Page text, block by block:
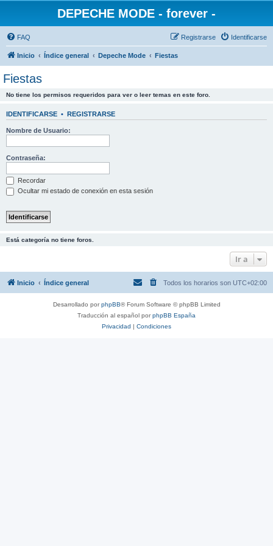
DEPECHE MODE - forever -
FAQ Identificarse
Registrarse
Inicio Índice general Depeche Mode Fiestas
Fiestas
No tiene los permisos requeridos para ver o leer temas en este foro.
IDENTIFICARSE • REGISTRARSE
Nombre de Usuario:
Contraseña:
Recordar
Ocultar mi estado de conexión en esta sesión
Está categoría no tiene foros.
Ir a
Inicio Índice general Todos los horarios son UTC+02:00
Desarrollado porphpBB® Forum Software © phpBB Limited
Traducción al español porphpBB España
Privacidad | Condiciones